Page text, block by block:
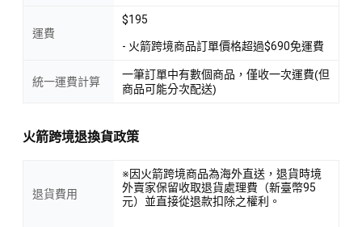
運費
$195
- 火箭跨境商品訂單價格超過$690免運費
統一運費計算
一筆訂單中有數個商品，僅收一次運費(但
商品可能分次配送)
火箭跨境退換貨政策
退貨費用
※因火箭跨境商品為海外直送，退貨時境
外賣家保留收取退貨處理費（新臺幣95
元）並直接從退款扣除之權利。